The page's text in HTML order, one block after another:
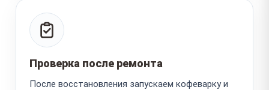
Проверка после ремонта
После восстановления запускаем кофеварку и